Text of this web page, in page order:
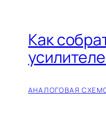
Как
АНАЛОГОВАЯ